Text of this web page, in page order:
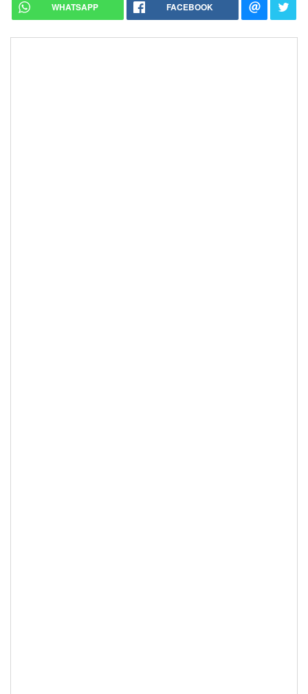
WHATSAPP FACEBOOK